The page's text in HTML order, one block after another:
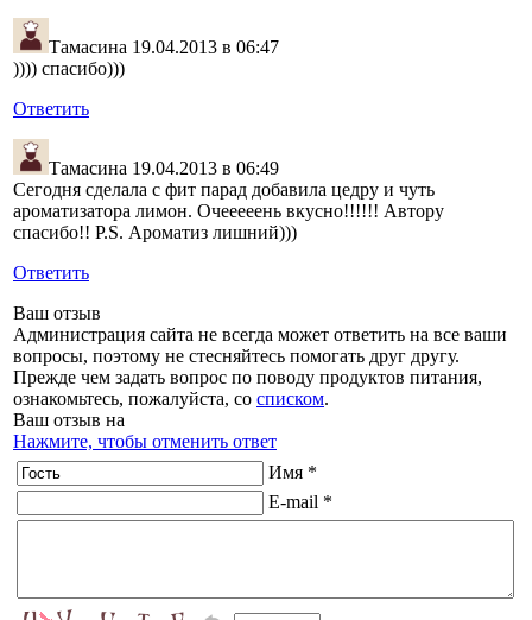
Тамасина 19.04.2013 в 06:47
)))) спасибо)))
Ответить
Тамасина 19.04.2013 в 06:49
Сегодня сделала с фит парад добавила цедру и чуть
ароматизатора лимон. Очееееень вкусно!!!!!! Автору
спасибо!! P.S. Ароматиз лишний)))
Ответить
Ваш отзыв
Администрация сайта не всегда может ответить на все ваши
вопросы, поэтому не стесняйтесь помогать друг другу.
Прежде чем задать вопрос по поводу продуктов питания,
ознакомьтесь, пожалуйста, со списком.
Ваш отзыв на
Нажмите, чтобы отменить ответ
Имя *
E-mail *